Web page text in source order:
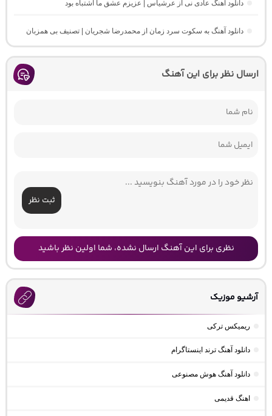
دانلود آهنگ عادی نی از عرشیاس | عزیزم عشق ما اشتباه بود
دانلود آهنگ به سکوت سرد زمان از محمدرضا شجریان | تصنیف بی همزبان
ارسال نظر برای این آهنگ
ثبت نظر
نظری برای این آهنگ ارسال نشده، شما اولین نظر باشید
آرشیو موزیک
ریمیکس ترکی
دانلود آهنگ ترند اینستاگرام
دانلود آهنگ هوش مصنوعی
اهنگ قدیمی